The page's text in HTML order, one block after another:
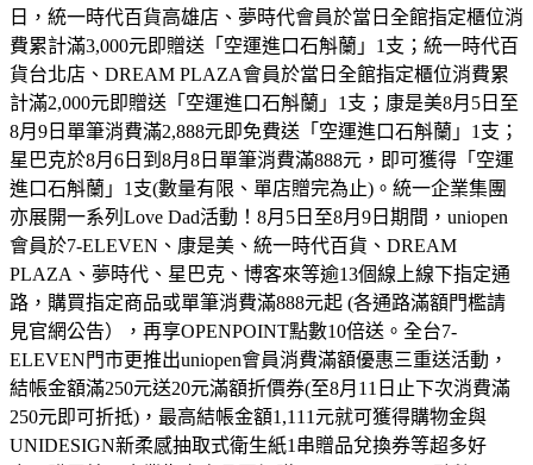
日，統一時代百貨高雄店、夢時代會員於當日全館指定櫃位消
費累計滿3,000元即贈送「空運進口石斛蘭」1支；統一時代百
貨台北店、DREAM PLAZA會員於當日全館指定櫃位消費累
計滿2,000元即贈送「空運進口石斛蘭」1支；康是美8月5日至
8月9日單筆消費滿2,888元即免費送「空運進口石斛蘭」1支；
星巴克於8月6日到8月8日單筆消費滿888元，即可獲得「空運
進口石斛蘭」1支(數量有限、單店贈完為止)。統一企業集團
亦展開一系列Love Dad活動！8月5日至8月9日期間，uniopen
會員於7-ELEVEN、康是美、統一時代百貨、DREAM
PLAZA、夢時代、星巴克、博客來等逾13個線上線下指定通
路，購買指定商品或單筆消費滿888元起 (各通路滿額門檻請
見官網公告），再享OPENPOINT點數10倍送。全台7-
ELEVEN門市更推出uniopen會員消費滿額優惠三重送活動，
結帳金額滿250元送20元滿額折價券(至8月11日止下次消費滿
250元即可折抵)，最高結帳金額1,111元就可獲得購物金與
UNIDESIGN新柔感抽取式衛生紙1串贈品兌換券等超多好